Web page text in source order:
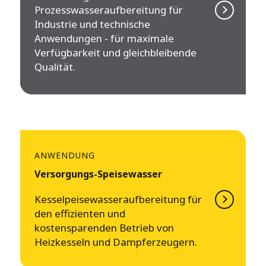
Prozesswasseraufbereitung für
Industrie und technische
Anwendungen - für maximale
Verfügbarkeit und gleichbleibende
Qualität.
ANWENDUNG
Versorgungs-Speisewasser
Kesselpeisewasseraufbereitung für
den effizienten und
kostensparenden Betrieb von
Heizkesseln und Dampferzeugern.